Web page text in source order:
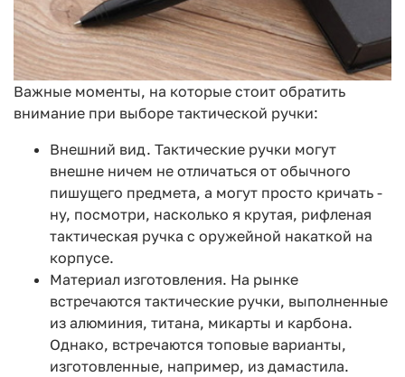
Важные моменты, на которые стоит обратить
внимание при выборе тактической ручки:
Внешний вид. Тактические ручки могут
внешне ничем не отличаться от обычного
пишущего предмета, а могут просто кричать -
ну, посмотри, насколько я крутая, рифленая
тактическая ручка с оружейной накаткой на
корпусе.
Материал изготовления. На рынке
встречаются тактические ручки, выполненные
из алюминия, титана, микарты и карбона.
Однако, встречаются топовые варианты,
изготовленные, например, из дамастила.